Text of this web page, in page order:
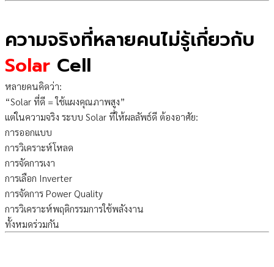
ความจริงที่หลายคนไม่รู้เกี่ยวกับ
Solar Cell
หลายคนคิดว่า:
“Solar ที่ดี = ใช้แผงคุณภาพสูง”
แต่ในความจริง ระบบ Solar ที่ให้ผลลัพธ์ดี ต้องอาศัย:
การออกแบบ
การวิเคราะห์โหลด
การจัดการเงา
การเลือก Inverter
การจัดการ Power Quality
การวิเคราะห์พฤติกรรมการใช้พลังงาน
ทั้งหมดร่วมกัน